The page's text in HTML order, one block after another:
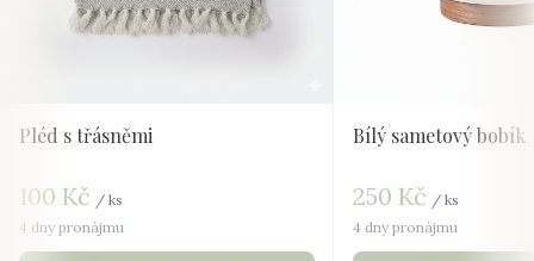
Pléd s třásněmi
100 Kč / ks
4 dny pronájmu
Bílý sametový bobík
250 Kč / ks
4 dny pronájmu